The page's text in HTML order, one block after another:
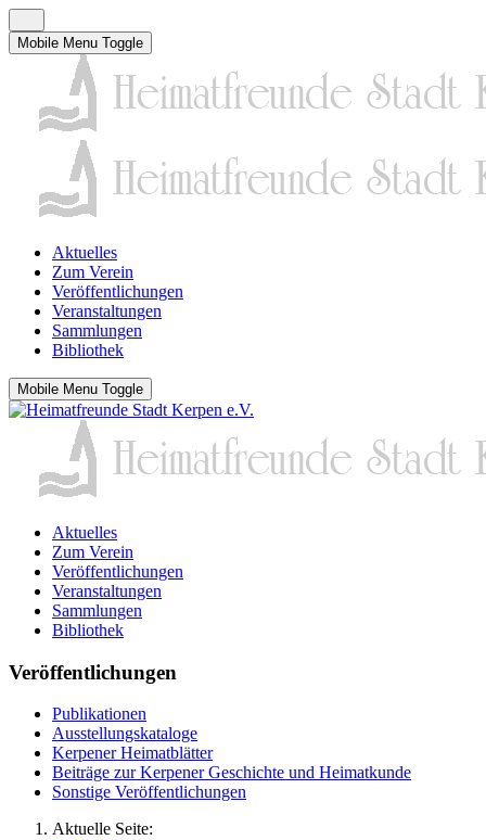
Mobile Menu Toggle
Aktuelles
Zum Verein
Veröffentlichungen
Veranstaltungen
Sammlungen
Bibliothek
Mobile Menu Toggle
Aktuelles
Zum Verein
Veröffentlichungen
Veranstaltungen
Sammlungen
Bibliothek
Veröffentlichungen
Publikationen
Ausstellungskataloge
Kerpener Heimatblätter
Beiträge zur Kerpener Geschichte und Heimatkunde
Sonstige Veröffentlichungen
Aktuelle Seite: